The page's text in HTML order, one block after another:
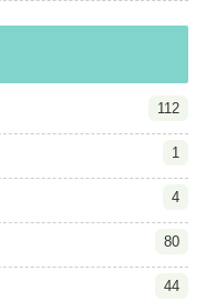
112
1
4
80
44